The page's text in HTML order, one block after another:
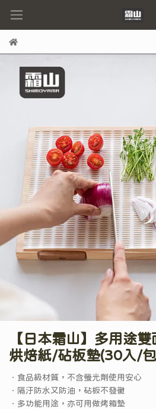
【日本霜山】多用途
烘焙紙/砧板墊(30入/
．食品級材質，不含螢光劑使用安心
．隔汙防水又防油，砧板不發黴
．多功能用途，亦可用做烤箱墊